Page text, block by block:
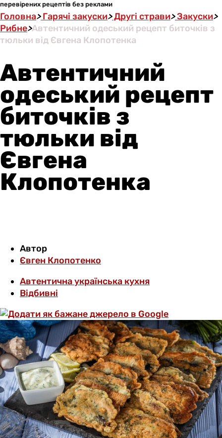
перевірених рецептів без реклами
Головна>Гарячі закуски>Другі страви>Закуски>
Рибне>Автентичний одеський рецепт биточків з
тюльки від Євгена Клопотенка
Автентичний
одеський рецепт
биточків з
тюльки від
Євгена
Клопотенка
Автор
Євген Клопотенко
Автентична українська кухня
Відбивні